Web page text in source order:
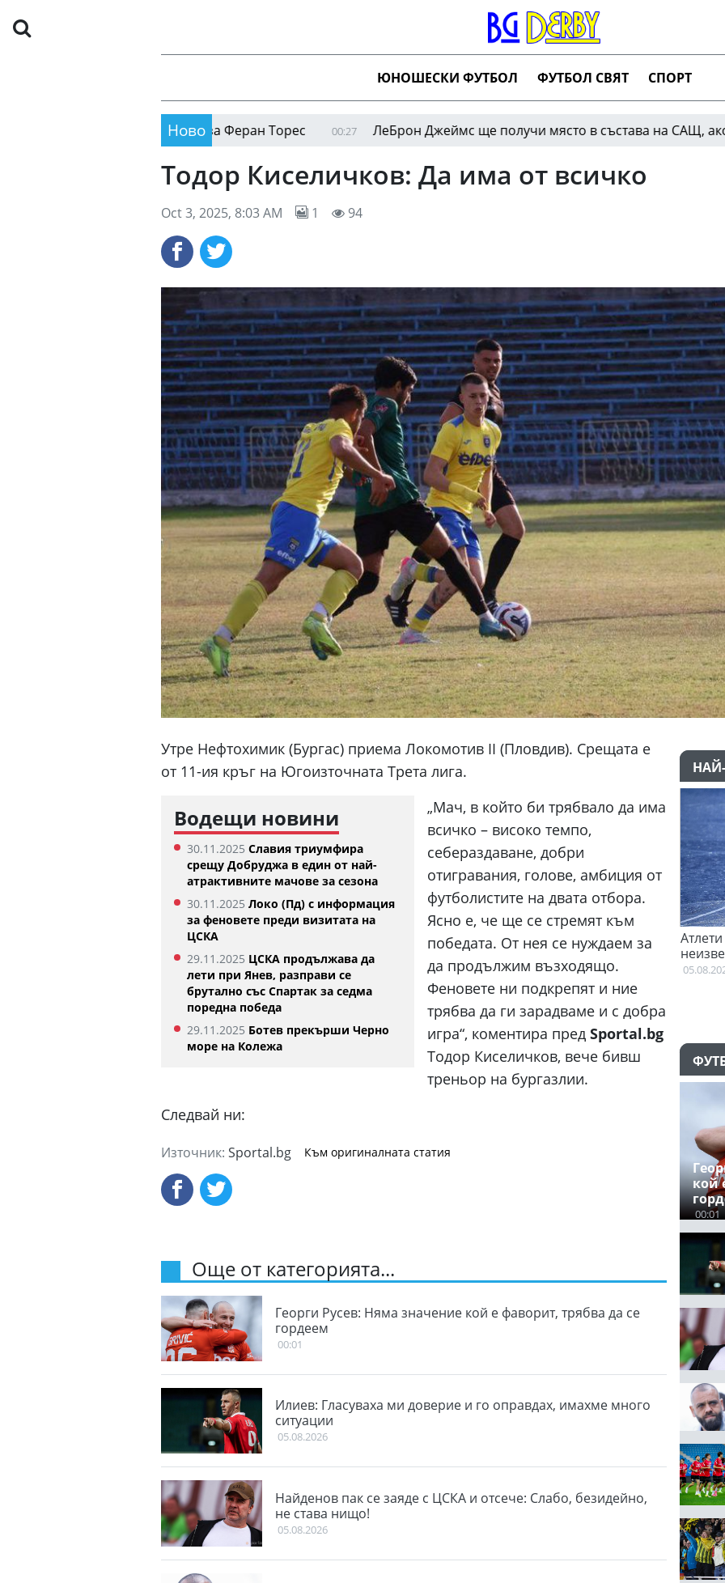
ЮНОШЕСКИ ФУТБОЛ ФУТБОЛ СВЯТ СПОРТ
Ново
чака оферти за Феран Торес 00:27 ЛеБрон Джеймс ще получи място в състава на САЩ, ако реши да
Тодор Киселичков: Да има от всичко
Oct 3, 2025, 8:03 AM 1 94
Утре Нефтохимик (Бургас) приема Локомотив II (Пловдив). Срещата е
от 11-ия кръг на Югоизточната Трета лига.
Водещи новини
30.11.2025 Славия триумфира
срещу Добруджа в един от най-
атрактивните мачове за сезона
30.11.2025 Локо (Пд) с информация
за феновете преди визитата на
ЦСКА
29.11.2025 ЦСКА продължава да
лети при Янев, разправи се
брутално със Спартак за седма
поредна победа
29.11.2025 Ботев прекърши Черно
море на Колежа
„Мач, в който би трябвало да има
всичко – високо темпо,
себераздаване, добри
отигравания, голове, амбиция от
футболистите на двата отбора.
Ясно е, че ще се стремят към
победата. От нея се нуждаем за
да продължим възходящо.
Феновете ни подкрепят и ние
трябва да ги зарадваме и с добра
игра“, коментира пред Sportal.bg
Тодор Киселичков, вече бивш
треньор на бургазлии.
Следвай ни:
Източник: Sportal.bg Към оригиналната статия
Още от категорията...
Георги Русев: Няма значение кой е фаворит, трябва да се
гордеем
00:01
Илиев: Гласуваха ми доверие и го оправдах, имахме много
ситуации
05.08.2026
Найденов пак се заяде с ЦСКА и отсече: Слабо, безидейно,
не става нищо!
05.08.2026
Изабелла Шиникова започна с
убедителна победа в Оренсе
Тотнъм започна преговори с Гакпо
05.08.2026
Атлети от Пакистан и Уганда са в
неизвестност след Игрите на
Британската общност
05.08.2026
кой
00:01